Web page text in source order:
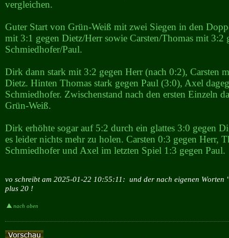
vergleichen.
Guter Start von Grün-Weiß mit zwei Siegen in den
mit 3:1 gegen Dietz/Herr sowie Carsten/Thomas mit 3:2
Schmiedhofer/Paul.
Dirk dann stark mit 3:2 gegen Herr (nach 0:2), Carsten
Dietz. Hinten Thomas stark gegen Paul (3:0), Axel
Schmiedhofer. Zwischenstand nach den ersten Einzeln
Grün-Weiß.
Dirk erhöhte sogar auf 5:2 durch ein glattes 3:0 gegen
es leider nichts mehr zu holen. Carsten 0:3 gegen Herr,
Schmiedhofer und Axel im letzten Spiel 1:3 gegen Paul.
vo schreibt am 2025-01-22 10:55:11: und der nach eigenen Worten
plus 20 !
nach oben